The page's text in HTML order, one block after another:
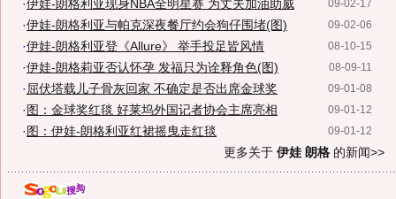
09-02-17
·伊娃-朗格利亚现身NBA全明星赛 为丈夫加油助威
09-02-06
·伊娃-朗格利亚与帕克深夜餐厅约会狗仔围堵(图)
08-10-15
·伊娃-朗格利亚登《Allure》 举手投足皆风情
08-09-11
·伊娃-朗格莉亚否认怀孕 发福只为诠释角色(图)
09-01-08
· 屈伏塔载儿子骨灰回家 不确定是否出席金球奖
09-01-12
· 图：金球奖红毯 好莱坞外国记者协会主席亮相
09-01-12
· 图：伊娃-朗格利亚红裙摇曳走红毯
更多关于 伊娃 朗格 的新闻>>